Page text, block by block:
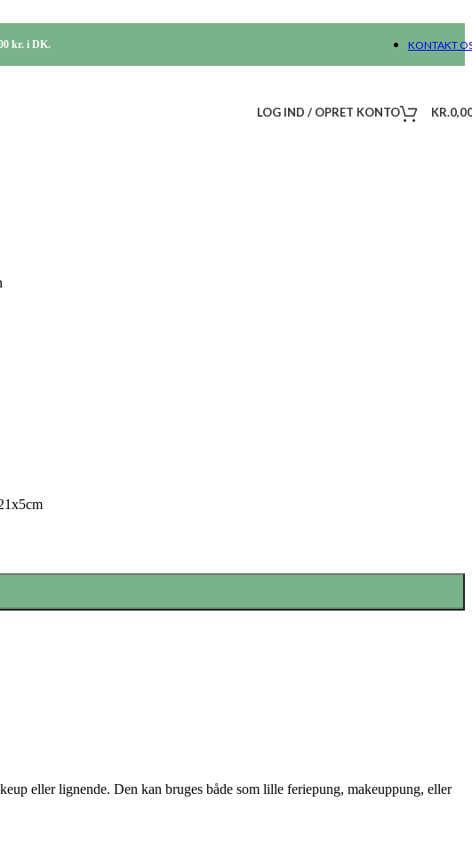
kr. i DK. KONTAKT
LOG IND / OPRET KONTO KR.
eller lignende. Den kan bruges både som lille feriepung, makeuppung, eller